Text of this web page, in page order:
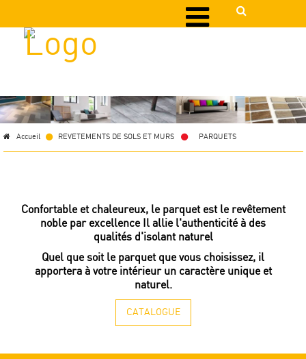
Accueil REVETEMENTS DE SOLS ET MURS > PARQUETS
Confortable et chaleureux, le parquet est le revêtement
noble par excellence Il allie l'authenticité à des
qualités d'isolant naturel
Quel que soit le parquet que vous choisissez, il
apportera à votre intérieur un caractère unique et
naturel.
CATALOGUE